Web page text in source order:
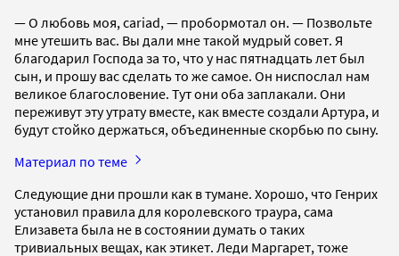
— О любовь моя, cariad, — пробормотал он. — Позвольте
мне утешить вас. Вы дали мне такой мудрый совет. Я
благодарил Господа за то, что у нас пятнадцать лет был
сын, и прошу вас сделать то же самое. Он ниспослал нам
великое благословение. Тут они оба заплакали. Они
переживут эту утрату вместе, как вместе создали Артура, и
будут стойко держаться, объединенные скорбью по сыну.
Материал по теме
Следующие дни прошли как в тумане. Хорошо, что Генрих
установил правила для королевского траура, сама
Елизавета была не в состоянии думать о таких
тривиальных вещах, как этикет. Леди Маргарет, тоже